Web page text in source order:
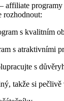
affiliate
rozhodnout:
s kvalitním
s atraktivními
s
takže si